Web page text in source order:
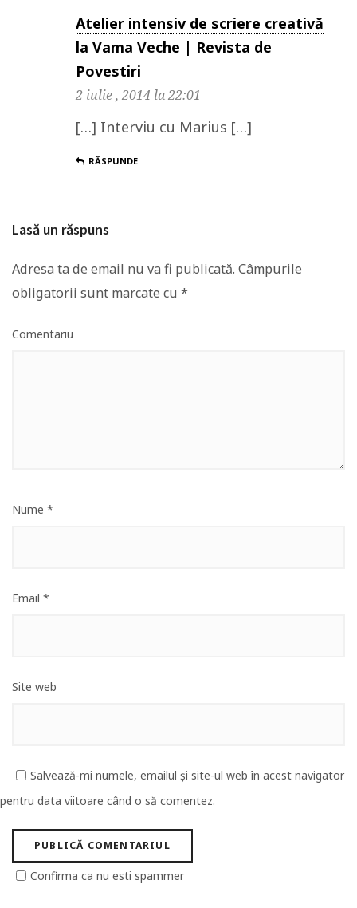
Atelier intensiv de scriere creativă
la Vama Veche | Revista de
Povestiri
2 iulie , 2014 la 22:01
[…] Interviu cu Marius […]
RĂSPUNDE
Lasă un răspuns
Adresa ta de email nu va fi publicată. Câmpurile
obligatorii sunt marcate cu *
Comentariu
Nume *
Email *
Site web
Salvează-mi numele, emailul și site-ul web în acest navigator
pentru data viitoare când o să comentez.
Confirma ca nu esti spammer